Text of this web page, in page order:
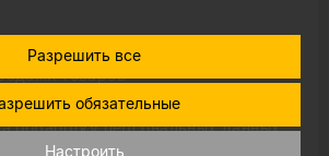
обозрение. 2026
товаров
cookie
обработку персональных данных
Черногаева
Разрешить все
обязательные
Настроить